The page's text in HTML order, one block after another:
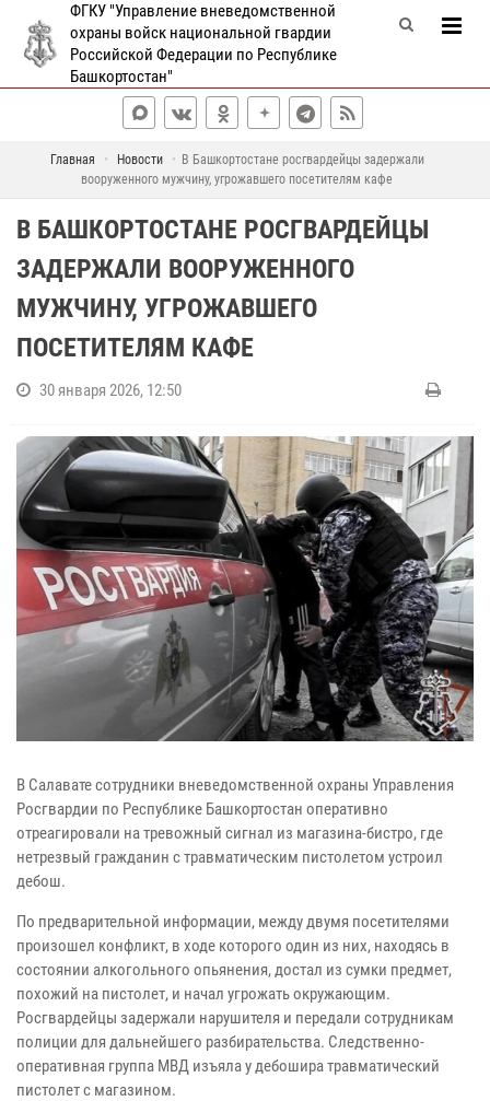
ФГКУ "Управление вневедомственной
охраны войск национальной гвардии
Российской Федерации по Республике
Башкортостан"
Главная Новости
В Башкортостане росгвардейцы задержали
вооруженного мужчину, угрожавшего посетителям кафе
В БАШКОРТОСТАНЕ РОСГВАРДЕЙЦЫ
ЗАДЕРЖАЛИ ВООРУЖЕННОГО
МУЖЧИНУ, УГРОЖАВШЕГО
ПОСЕТИТЕЛЯМ КАФЕ
30 января 2026, 12:50
В Салавате сотрудники вневедомственной охраны Управления
Росгвардии по Республике Башкортостан оперативно
отреагировали на тревожный сигнал из магазина-бистро, где
нетрезвый гражданин с травматическим пистолетом устроил
дебош.
По предварительной информации, между двумя посетителями
произошел конфликт, в ходе которого один из них, находясь в
состоянии алкогольного опьянения, достал из сумки предмет,
похожий на пистолет, и начал угрожать окружающим.
Росгвардейцы задержали нарушителя и передали сотрудникам
полиции для дальнейшего разбирательства. Следственно-
оперативная группа МВД изъяла у дебошира травматический
пистолет с магазином.